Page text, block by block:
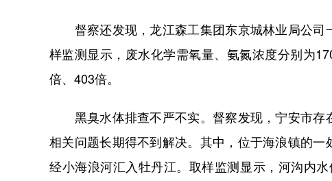
督察还发现，龙江森工集团东京城林业局公司
样监测显示，废水化学需氧量、氨氮浓度分别为
倍、403倍。
黑臭水体排查不严不实。督察发现，宁安市存
相关问题长期得不到解决。其中，位于海浪镇的一
经小海浪河汇入牡丹江。取样监测显示，河沟内